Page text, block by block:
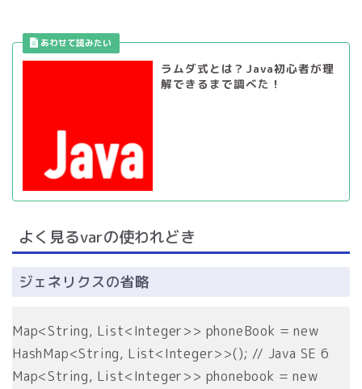
ラムダ式とは？Java初心者が理
解できるまで調べた！
よく見るvarの使われどき
ジェネリクスの省略
Map<String, List<Integer>> phoneBook = new
HashMap<String, List<Integer>>(); // Java SE 6
Map<String, List<Integer>> phonebook = new